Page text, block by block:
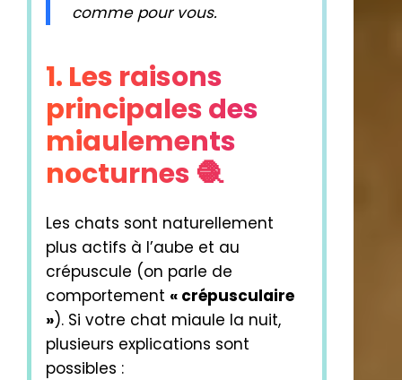
comme pour vous.
1. Les raisons
principales des
miaulements
nocturnes 🧶
Les chats sont naturellement
plus actifs à l’aube et au
crépuscule (on parle de
comportement « crépusculaire
»). Si votre chat miaule la nuit,
plusieurs explications sont
possibles :